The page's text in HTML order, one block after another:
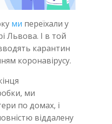
ми переїхали у
Львова. І в той
карантин
коронавірусу.
ми
по домах, і
віддалену